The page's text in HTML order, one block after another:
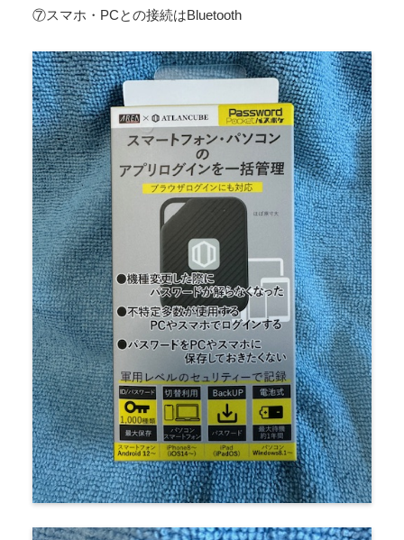
⑦スマホ・PCとの接続はBluetooth